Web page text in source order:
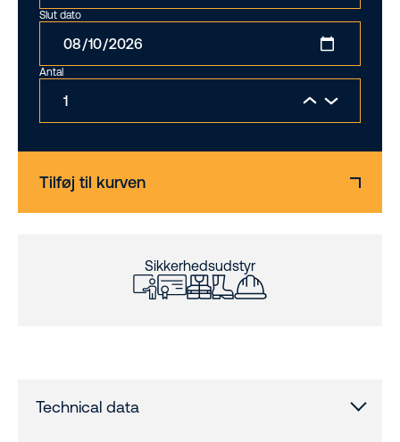
Slut dato
Antal
Tilføj til kurven
Sikkerhedsudstyr
Technical data